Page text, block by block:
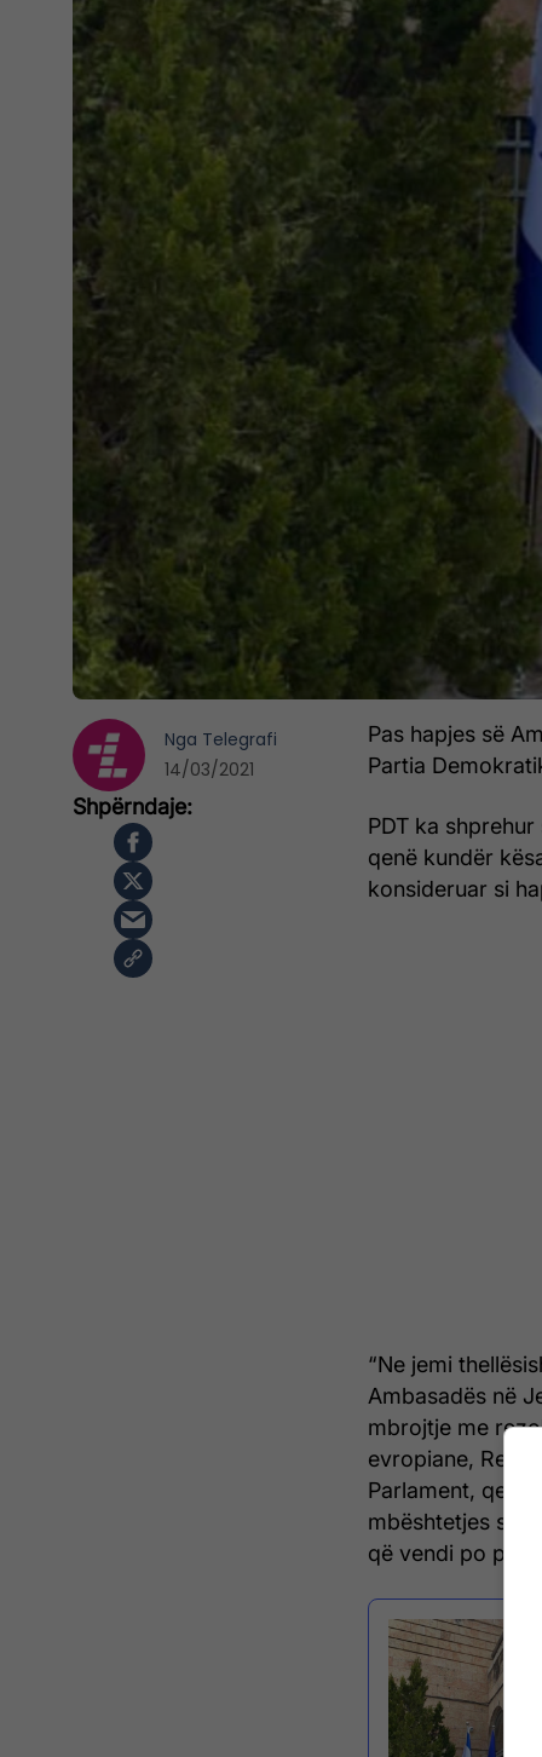
Pas hapjes së
Partia
PDT ka
qenë kundër
konsideruar si
“Ne jemi
Ambasadës në
mbrojtje me
evropiane,
Parlament,
mbështetjes së
që vendi po
Nga Telegrafi
14/03/2021